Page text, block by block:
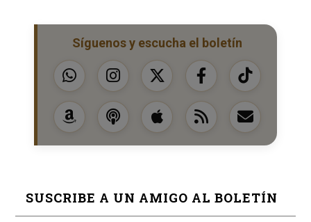
Síguenos y escucha el boletín
SUSCRIBE A UN AMIGO AL BOLETÍN